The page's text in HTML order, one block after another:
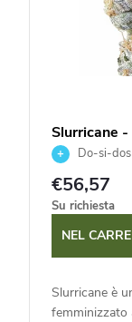
Slurricane -
ks
Do-si-
€56,57
Su richiesta
NEL
Slurricane è
femminizzato